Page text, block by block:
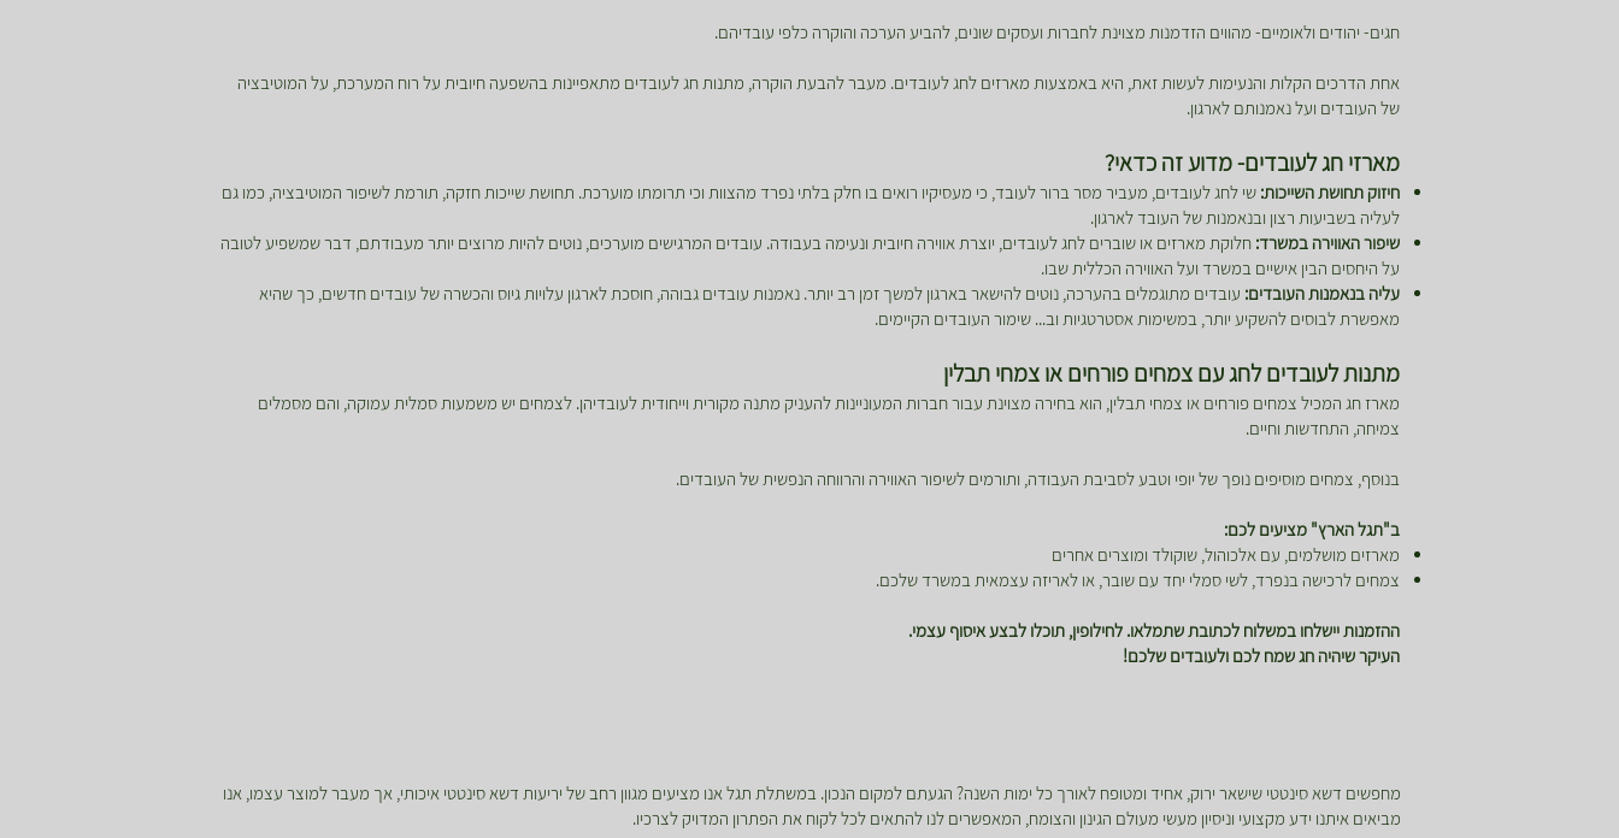
חגים- יהודים ולאומיים- מהווים הזדמנות מצוינת לחברות ועסקים שונים, להביע הערכה והוקרה כלפי עובדיהם.
אחת הדרכים הקלות והנעימות לעשות זאת, היא באמצעות מארזים לחג לעובדים. מעבר להבעת הוקרה, מתנות חג לעובדים מתאפיינות בהשפעה חיובית על רוח המערכת, על המוטיבציה
של העובדים ועל נאמנותם לארגון.
מארזי חג לעובדים- מדוע זה כדאי?
חיזוק תחושת השייכות: שי לחג לעובדים, מעביר מסר ברור לעובד, כי מעסיקיו רואים בו חלק בלתי נפרד מהצוות וכי תרומתו מוערכת. תחושת שייכות חזקה, תורמת לשיפור המוטיבציה, כמו גם
לעליה בשביעות רצון ובנאמנות של העובד לארגון.
שיפור האווירה במשרד: חלוקת מארזים או שוברים לחג לעובדים, יוצרת אווירה חיובית ונעימה בעבודה. עובדים המרגישים מוערכים, נוטים להיות מרוצים יותר מעבודתם, דבר שמשפיע לטובה
על היחסים הבין אישיים במשרד ועל האווירה הכללית שבו.
עליה בנאמנות העובדים: עובדים מתוגמלים בהערכה, נוטים להישאר בארגון למשך זמן רב יותר. נאמנות עובדים גבוהה, חוסכת לארגון עלויות גיוס והכשרה של עובדים חדשים, כך שהיא
מאפשרת לבוסים להשקיע יותר, במשימות אסטרטגיות וב... שימור העובדים הקיימים.
מתנות לעובדים לחג עם צמחים פורחים או צמחי תבלין
מארז חג המכיל צמחים פורחים או צמחי תבלין, הוא בחירה מצוינת עבור חברות המעוניינות להעניק מתנה מקורית וייחודית לעובדיהן. לצמחים יש משמעות סמלית עמוקה, והם מסמלים
צמיחה, התחדשות וחיים.
בנוסף, צמחים מוסיפים נופך של יופי וטבע לסביבת העבודה, ותורמים לשיפור האווירה והרווחה הנפשית של העובדים.
ב"תגל הארץ" מציעים לכם:
מארזים מושלמים, עם אלכוהול, שוקולד ומוצרים אחרים
צמחים לרכישה בנפרד, לשי סמלי יחד עם שובר, או לאריזה עצמאית במשרד שלכם.
ההזמנות יישלחו במשלוח לכתובת שתמלאו. לחילופין, תוכלו לבצע איסוף עצמי.
העיקר שיהיה חג שמח לכם ולעובדים שלכם!
מחפשים דשא סינטטי שישאר ירוק, אחיד ומטופח לאורך כל ימות השנה? הגעתם למקום הנכון. במשתלת תגל אנו מציעים מגוון רחב של יריעות דשא סינטטי איכותי, אך מעבר למוצר עצמו, אנו
מביאים איתנו ידע מקצועי וניסיון מעשי מעולם הגינון והצומח, המאפשרים לנו להתאים לכל לקוח את הפתרון המדויק לצרכיו.